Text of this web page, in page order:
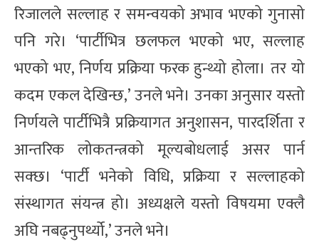
रिजालले सल्लाह र समन्वयको अभाव भएको गुनासो
पनि गरे। ‘पार्टीभित्र छलफल भएको भए, सल्लाह
भएको भए, निर्णय प्रक्रिया फरक हुन्थ्यो होला। तर यो
कदम एकल देखिन्छ,’ उनले भने। उनका अनुसार यस्तो
निर्णयले पार्टीभित्रै प्रक्रियागत अनुशासन, पारदर्शिता र
आन्तरिक लोकतन्त्रको मूल्यबोधलाई असर पार्न
सक्छ। ‘पार्टी भनेको विधि, प्रक्रिया र सल्लाहको
संस्थागत संयन्त्र हो। अध्यक्षले यस्तो विषयमा एक्लै
अघि नबढ्नुपर्थ्यो,’ उनले भने।